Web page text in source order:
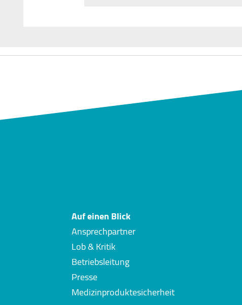
Auf einen Blick
Ansprechpartner
Lob & Kritik
Betriebsleitung
Presse
Medizinproduktesicherheit